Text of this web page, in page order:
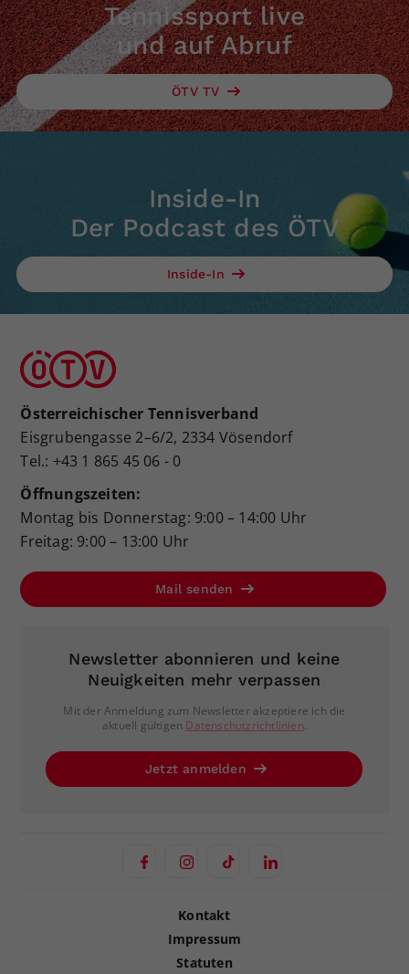
Tennissport live
und auf Abruf
ÖTV TV
Inside-In
Der Podcast des ÖTV
Inside-In
Österreichischer Tennisverband
Eisgrubengasse 2–6/2, 2334 Vösendorf
Tel.: +43 1 865 45 06 - 0
Öffnungszeiten:
Montag bis Donnerstag: 9:00 – 14:00 Uhr
Freitag: 9:00 – 13:00 Uhr
Mail senden
Newsletter abonnieren und keine
Neuigkeiten mehr verpassen
Mit der Anmeldung zum Newsletter akzeptiere ich die
aktuell gültigen Datenschutzrichtlinien.
Jetzt anmelden
Kontakt
Impressum
Statuten